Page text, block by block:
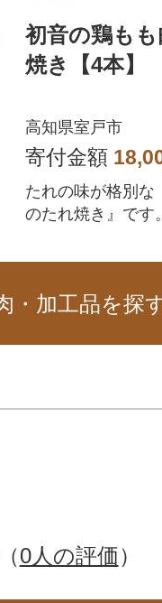
初音の鶏も
焼き【4本】
高知県室戸市
寄付金額
たれの味が格別な
のたれ焼き』です
トされる方が多い
・加工品を探
（0人の評価）